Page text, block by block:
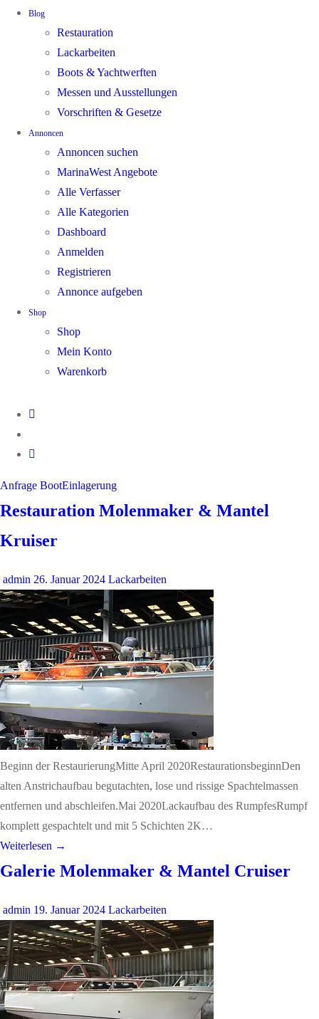
Blog
Restauration
Lackarbeiten
Boots & Yachtwerften
Messen und Ausstellungen
Vorschriften & Gesetze
Annoncen
Annoncen suchen
MarinaWest Angebote
Alle Verfasser
Alle Kategorien
Dashboard
Anmelden
Registrieren
Annonce aufgeben
Shop
Shop
Mein Konto
Warenkorb
Anfrage BootEinlagerung
Restauration Molenmaker & Mantel
Kruiser
admin 26. Januar 2024 Lackarbeiten
Beginn der RestaurierungMitte April 2020RestaurationsbeginnDen
alten Anstrichaufbau begutachten, lose und rissige Spachtelmassen
entfernen und abschleifen.Mai 2020Lackaufbau des RumpfesRumpf
komplett gespachtelt und mit 5 Schichten 2K…
Weiterlesen →
Galerie Molenmaker & Mantel Cruiser
admin 19. Januar 2024 Lackarbeiten